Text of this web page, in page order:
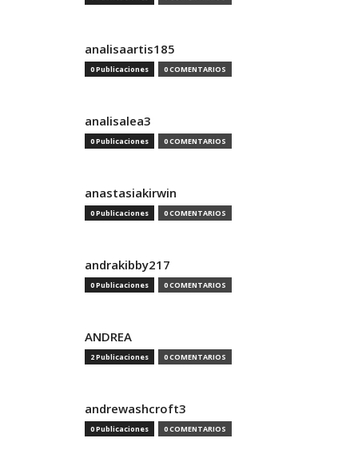
analisaartis185
0 Publicaciones 0 COMENTARIOS
analisalea3
0 Publicaciones 0 COMENTARIOS
anastasiakirwin
0 Publicaciones 0 COMENTARIOS
andrakibby217
0 Publicaciones 0 COMENTARIOS
ANDREA
2 Publicaciones 0 COMENTARIOS
andrewashcroft3
0 Publicaciones 0 COMENTARIOS